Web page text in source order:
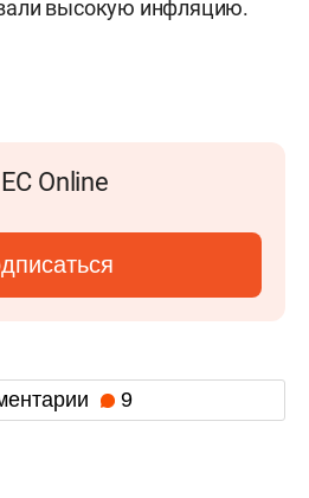
высокую инфляцию.
Online
9